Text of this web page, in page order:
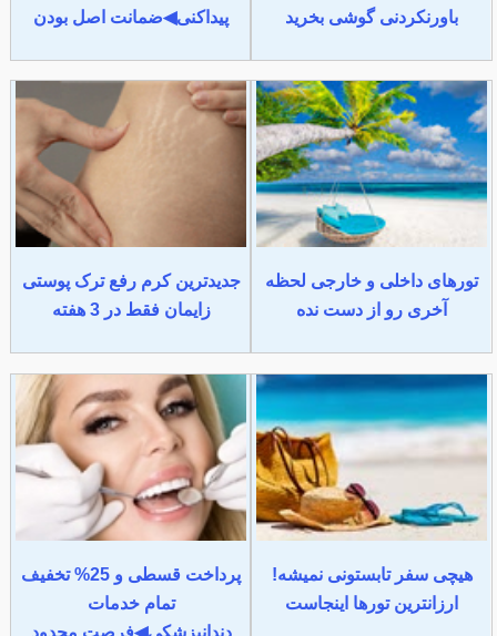
باورنکردنی گوشی بخرید
پیداکنی◀ضمانت اصل بودن
تورهای داخلی و خارجی لحظه
آخری رو از دست نده
جدیدترین کرم رفع ترک پوستی
زایمان فقط در 3 هفته
هیچی سفر تابستونی نمیشه!
ارزانترین تورها اینجاست
پرداخت قسطی و 25% تخفیف
تمام خدمات
دندانپزشکی◀فرصت محدود